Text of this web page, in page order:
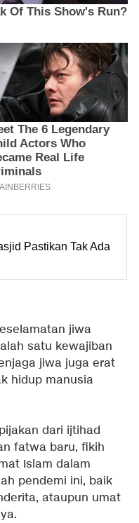
Pastikan Tak Ada
jiwa
satu kewajiban
jiwa juga erat
hidup manusia
dari ijtihad
fatwa baru, fikih
Islam dalam
pendemi ini, baik
ataupun umat